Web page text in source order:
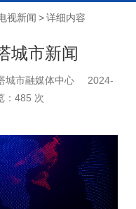
视新闻 >详细内容
城市新闻
城市融媒体中心
2024-
： 485 次